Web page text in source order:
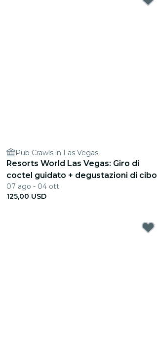
Pub Crawls in Las Vegas
Resorts World Las Vegas: Giro di
coctel guidato + degustazioni di cibo
07 ago - 04 ott
125,00 USD